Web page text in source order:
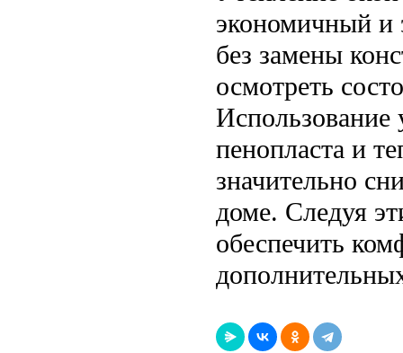
экономичный и
без замены
осмотреть
пенопласта и
значительно
доме. Следуя
обеспечить